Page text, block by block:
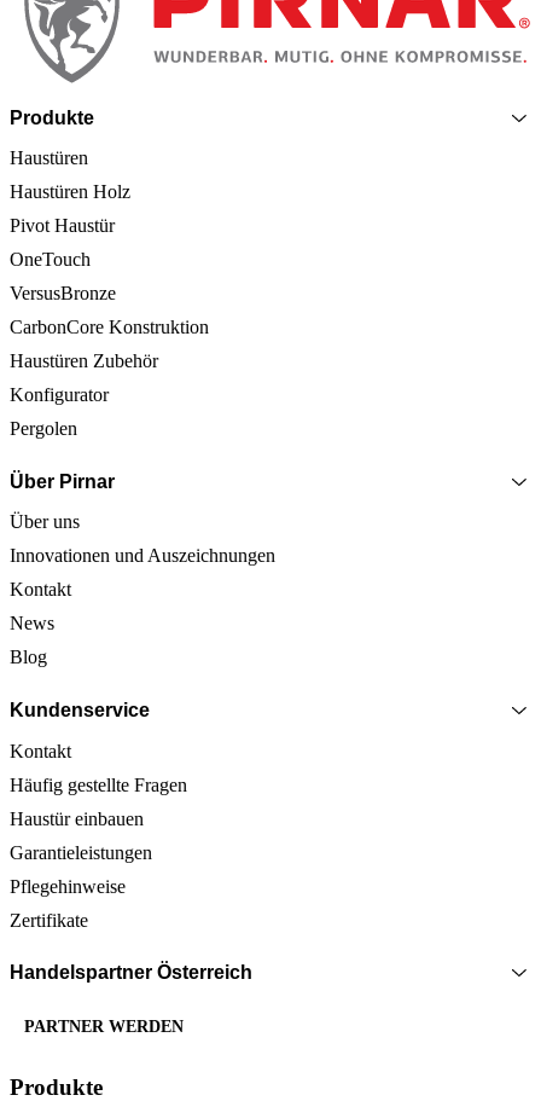
Produkte
Haustüren
Haustüren Holz
Pivot Haustür
OneTouch
VersusBronze
CarbonCore Konstruktion
Haustüren Zubehör
Konfigurator
Pergolen
Über Pirnar
Über uns
Innovationen und Auszeichnungen
Kontakt
News
Blog
Kundenservice
Kontakt
Häufig gestellte Fragen
Haustür einbauen
Garantieleistungen
Pflegehinweise
Zertifikate
Handelspartner Österreich
PARTNER WERDEN
Produkte